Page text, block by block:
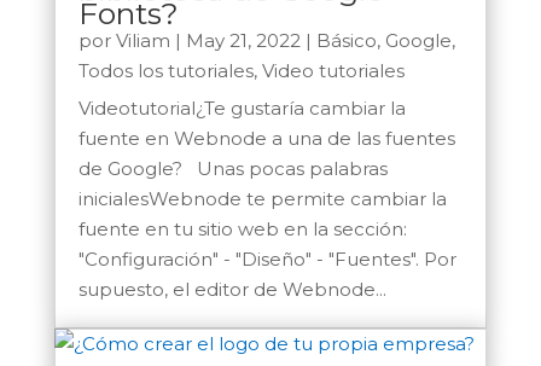
Fonts?
por Viliam | May 21, 2022| Básico, Google,
Todos los tutoriales, Video tutoriales
Videotutorial¿Te gustaría cambiar la
fuente en Webnode a una de las fuentes
de Google? Unas pocas palabras
inicialesWebnode te permite cambiar la
fuente en tu sitio web en la sección:
"Configuración" - "Diseño" - "Fuentes". Por
supuesto, el editor de Webnode...